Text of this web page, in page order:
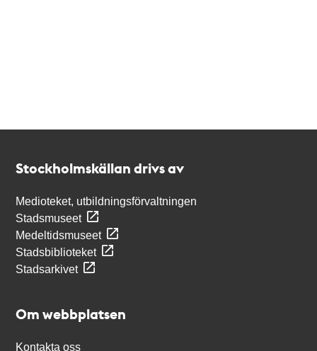
Stockholmskällan drivs av
Medioteket, utbildningsförvaltningen
Stadsmuseet
Medeltidsmuseet
Stadsbiblioteket
Stadsarkivet
Om webbplatsen
Kontakta oss